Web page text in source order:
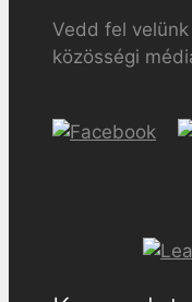
Vedd fel
közösségi